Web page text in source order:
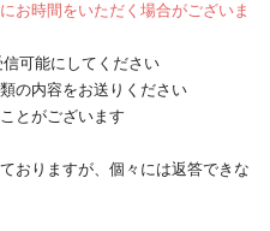
お時間をいただく場合がございま
可能にしてください
の内容をお送りください
とがございます
おりますが、個々には返答できな